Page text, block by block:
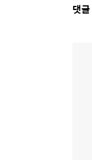
댓
댓글